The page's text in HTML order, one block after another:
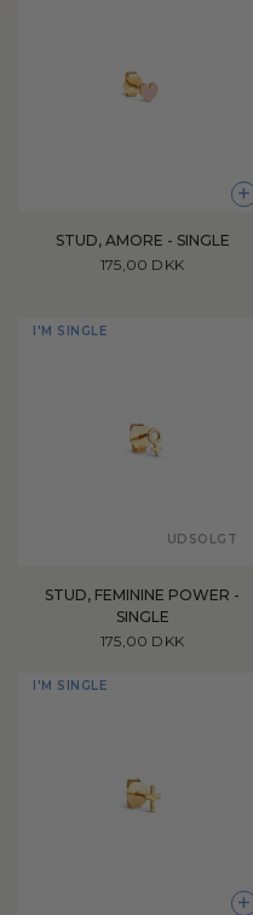
+
STUD, AMORE - SINGLE
175,00 DKK
I'M SINGLE
UDSOLGT
STUD, FEMININE POWER -
SINGLE
175,00 DKK
I'M SINGLE
+